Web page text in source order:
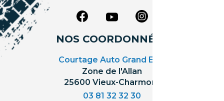
NOS COORDONNÉES
Courtage Auto Grand Est
Zone de l'Allan
25600 Vieux-Charmont
03 81 32 32 30